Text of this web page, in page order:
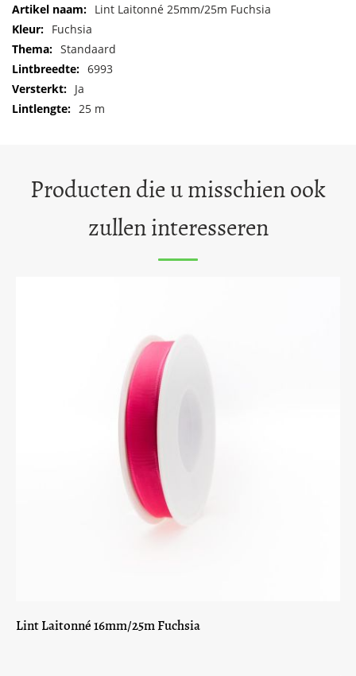
Meer
informatie
Lint Laitonné 25mm/25m Fuchsia
Fuchsia
Standaard
6993
Ja
25 m
Producten die u misschien ook
zullen interesseren
Lint Laitonné 16mm/25m Fuchsia